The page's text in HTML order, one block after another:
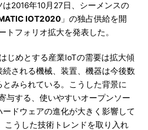
2016年10月27日、シーメンスの
IOT2020 」の独占供給を開
トフォリオ拡大を発表した。
じめとする産業IoTの需要は拡大傾
される機械、装置、機器は今後数
みられている。こうした背景に
与する、使いやすいオープンソー
ドウェアの進化が大きく影響して
こうした技術トレンドを取り入れ